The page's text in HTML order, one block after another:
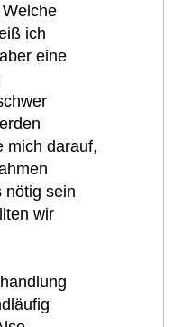
ich
eine
mich darauf,
nötig sein
wir